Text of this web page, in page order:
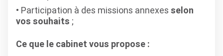
Participation à des missions annexes selon
vos souhaits ;
Ce que le cabinet vous propose :